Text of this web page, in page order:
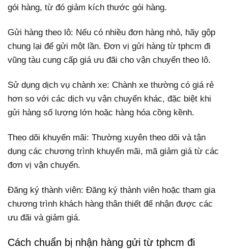
gói hàng, từ đó giảm kích thước gói hàng.
Gửi hàng theo lô: Nếu có nhiều đơn hàng nhỏ, hãy gộp
chung lại để gửi một lần. Đơn vị gửi hàng từ tphcm đi
vũng tàu cung cấp giá ưu đãi cho vận chuyển theo lô.
Sử dụng dịch vụ chành xe: Chành xe thường có giá rẻ
hơn so với các dịch vụ vận chuyển khác, đặc biệt khi
gửi hàng số lượng lớn hoặc hàng hóa cồng kềnh.
Theo dõi khuyến mãi: Thường xuyên theo dõi và tận
dụng các chương trình khuyến mãi, mã giảm giá từ các
đơn vị vận chuyển.
Đăng ký thành viên: Đăng ký thành viên hoặc tham gia
chương trình khách hàng thân thiết để nhận được các
ưu đãi và giảm giá.
Cách chuẩn bị nhận hàng gửi từ tphcm đi